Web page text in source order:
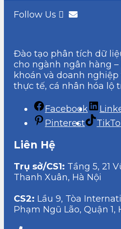
Follow Us
Đào tạo phân tích dữ
cho ngành ngân hàng
khoán và doanh
thực tế, cá nhân hóa lộ
Facebook
Pinterest
Liên Hệ
Trụ sở/CS1: Tầng 5, 21
Thanh Xuân, Hà Nội
CS2: Lầu 9, Tòa
Phạm Ngũ Lão, Quận 1,